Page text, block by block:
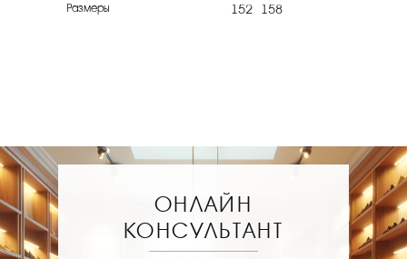
Размеры 152 158
ОНЛАЙН
КОНСУЛЬТАНТ